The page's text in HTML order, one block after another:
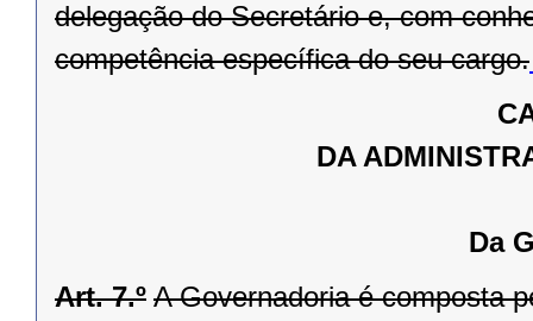
delegação do Secretário e, com
competência específica do seu cargo.
DA
Da
Art. 7.º A Governadoria é composta